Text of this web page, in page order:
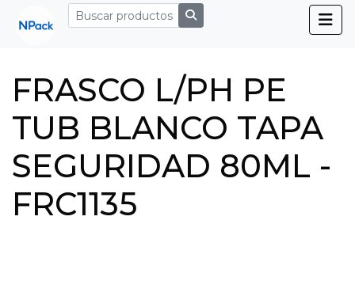
FRASCO L/PH PE
TUB BLANCO TAPA
SEGURIDAD 80ML -
FRC1135